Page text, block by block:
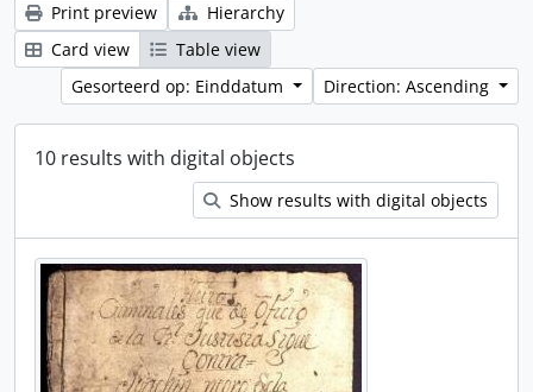
Print preview
Hierarchy
Card view
Table view
Gesorteerd op: Einddatum
Direction: Ascending
10 results with digital objects
Show results with digital objects